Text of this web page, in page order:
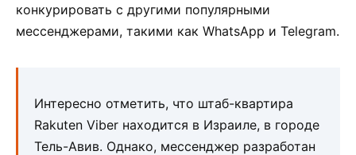
конкурировать с другими популярными
мессенджерами, такими как WhatsApp и Telegram.
Интересно отметить, что штаб-квартира
Rakuten Viber находится в Израиле, в городе
Тель-Авив. Однако, мессенджер разработан